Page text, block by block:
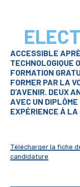
ACCESSIBLE
TECHNOLOGIQUE
FORMATION
FORMER PAR LA
D’AVENIR. DEUX
AVEC UN
EXPÉRIENCE À LA
Télécharger la fiche
candidature